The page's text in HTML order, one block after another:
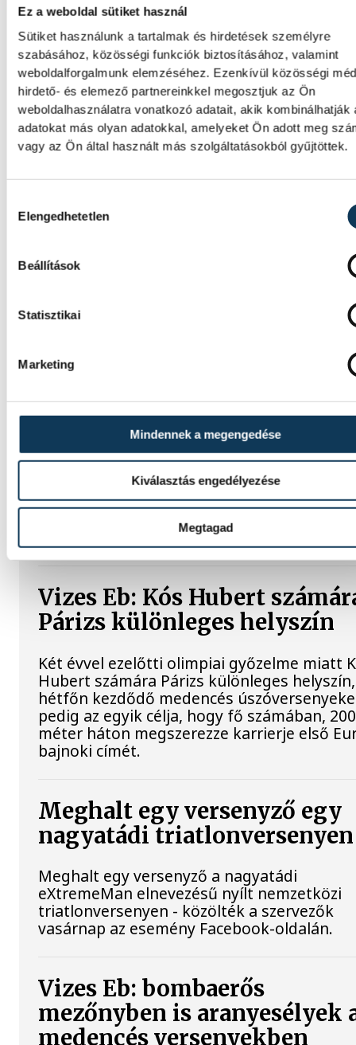
Ez a weboldal sütiket használ
Sütiket használunk a tartalmak és hirdetések személyre
szabásához, közösségi funkciók biztosításához, valamint
weboldalforgalmunk elemzéséhez. Ezenkívül közösségi
hirdető- és elemező partnereinkkel megosztjuk az Ön
weboldalhasználatra vonatkozó adatait, akik kombinálhatják
adatokat más olyan adatokkal, amelyeket Ön adott meg
vagy az Ön által használt más szolgáltatásokból gyűjtöttek.
Elengedhetetlen
Beállítások
Statisztikai
Marketing
Mindennek a megengedése
Kiválasztás engedélyezése
Megtagad
SPORT
válogatott
A magyar férfi ifjúsági kézilabda-válogatott
hatodik lett a belgrádi korosztályos
a vasárnapi helyosztón.
Atlétikai Eb: reális
éremesélyekkel utazik
Birminghambe az 51 fős
magyar csapat
Nagy létszámmal, egyúttal reális
éremesélyekkel utazik a magyar csapat a
hétfőn kezdődő birminghami szabadtéri
atlétikai Európa-bajnokságra.
Vizes Eb: Kós Hubert
Párizs különleges helyszín
Két évvel ezelőtti olimpiai győzelme miatt
Hubert számára Párizs különleges
hétfőn kezdődő medencés
pedig az egyik célja, hogy fő számában, 200
méter háton megszerezze karrierje első
bajnoki címét.
Meghalt egy versenyző egy
nagyatádi triatlonversenyen
Meghalt egy versenyző a nagyatádi
eXtremeMan elnevezésű nyílt nemzetközi
triatlonversenyen - közölték a szervezők
vasárnap az esemény Facebook-oldalán.
Vizes Eb: bombaerős
mezőnyben is aranyesélyek
medencés versenyekben